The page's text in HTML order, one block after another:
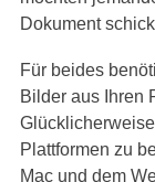
Dokument
Für beides
Bilder aus Ihren
Plattformen zu
Mac und dem